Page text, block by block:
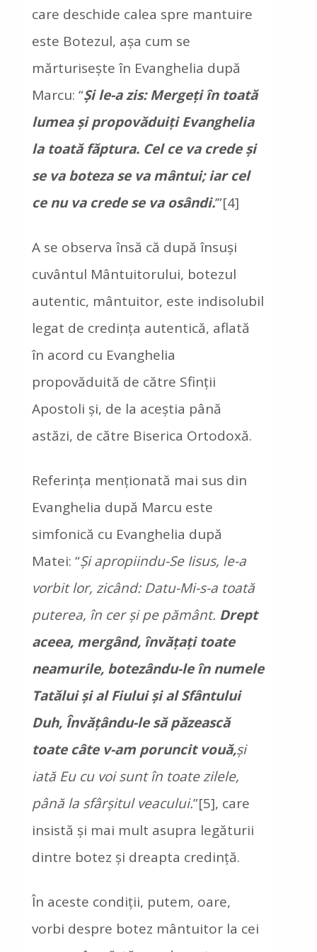
care deschide calea spre mantuire
este Botezul, așa cum se
mărturisește în Evanghelia după
Marcu: “Şi le-a zis: Mergeţi în toată
lumea şi propovăduiţi Evanghelia
la toată făptura. Cel ce va crede şi
se va boteza se va mântui; iar cel
ce nu va crede se va osândi.’”[4]
A se observa însă că după însuşi
cuvântul Mântuitorului, botezul
autentic, mântuitor, este indisolubil
legat de credinţa autentică, aflată
în acord cu Evanghelia
propovăduită de către Sfinţii
Apostoli şi, de la aceştia până
astăzi, de către Biserica Ortodoxă.
Referința menționată mai sus din
Evanghelia după Marcu este
simfonică cu Evanghelia după
Matei: “Şi apropiindu-Se Iisus, le-a
vorbit lor, zicând: Datu-Mi-s-a toată
puterea, în cer şi pe pământ. Drept
aceea, mergând, învăţaţi toate
neamurile, botezându-le în numele
Tatălui şi al Fiului şi al Sfântului
Duh, Învăţându-le să păzească
toate câte v-am poruncit vouă,şi
iată Eu cu voi sunt în toate zilele,
până la sfârşitul veacului.”[5], care
insistă şi mai mult asupra legăturii
dintre botez şi dreapta credinţă.
În aceste condiţii, putem, oare,
vorbi despre botez mântuitor la cei